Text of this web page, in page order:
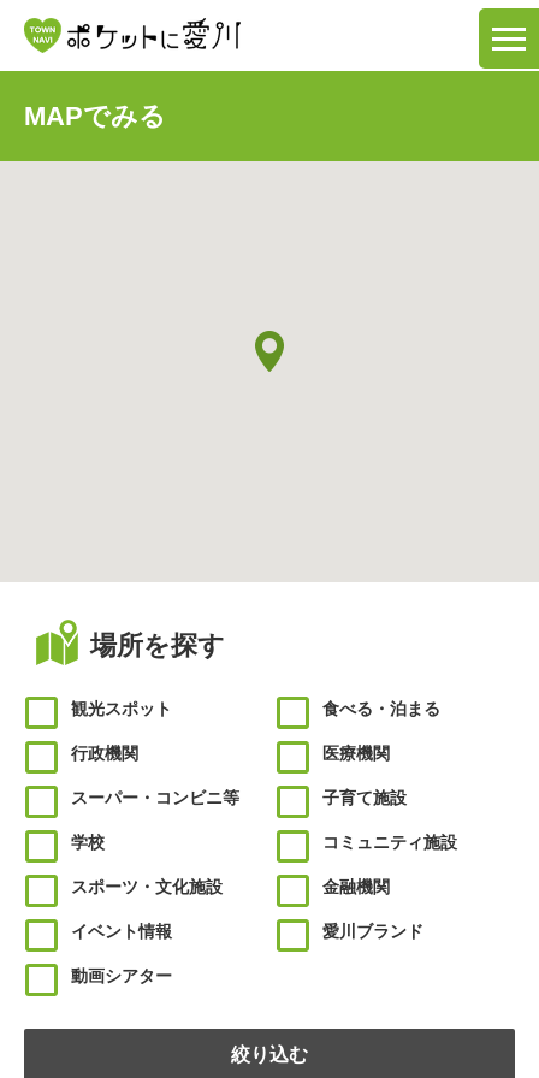
MAPでみる
場所を探す
観光スポット 食べる・泊まる
行政機関 医療機関
スーパー・コンビニ等 子育て施設
学校 コミュニティ施設
スポーツ・文化施設 金融機関
イベント情報 愛川ブランド
動画シアター